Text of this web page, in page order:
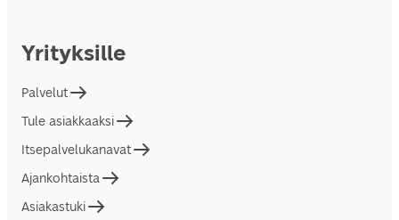
Yrityksille
Palvelut
Tule asiakkaaksi
Itsepalvelukanavat
Ajankohtaista
Asiakastuki